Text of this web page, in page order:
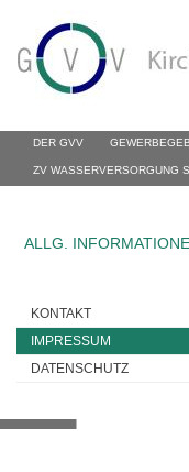
DER GVV
ZV WASSERVERSORGUNG
ALLG.
KONTAKT
IMPRESSUM
DATENSCHUTZ